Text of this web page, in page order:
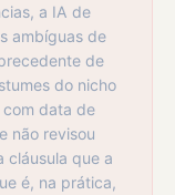
a IA de
ambíguas de
de
do nicho
com data de
não revisou
cláusula que a
é, na prática,